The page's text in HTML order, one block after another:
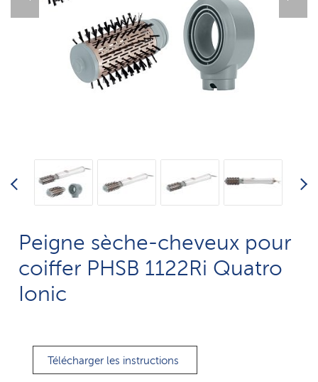
Peigne sèche-cheveux pour
coiffer PHSB 1122Ri Quatro
Ionic
Télécharger les instructions